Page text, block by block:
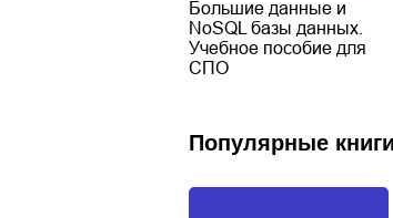
Большие данные и
NoSQL базы данных.
Учебное пособие для
СПО
Популярные книги